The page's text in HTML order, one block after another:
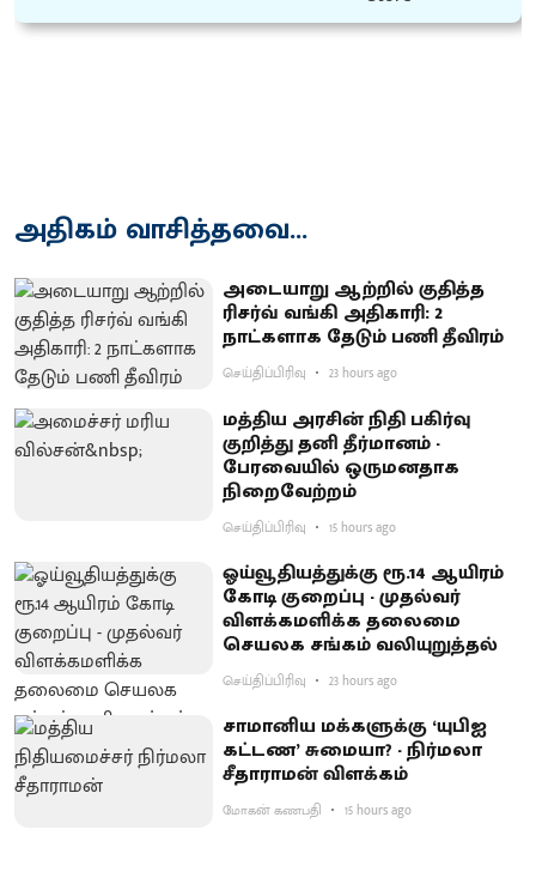
அதிகம் வாசித்தவை...
அடையாறு ஆற்றில் குதித்த
ரிசர்வ் வங்கி அதிகாரி: 2
நாட்களாக தேடும் பணி தீவிரம்
செய்திப்பிரிவு 23 hours ago
மத்திய அரசின் நிதி பகிர்வு
குறித்து தனி தீர்மானம் -
பேரவையில் ஒருமனதாக
நிறைவேற்றம்
செய்திப்பிரிவு 15 hours ago
ஓய்வூதியத்துக்கு ரூ.14 ஆயிரம்
கோடி குறைப்பு - முதல்வர்
விளக்கமளிக்க தலைமை
செயலக சங்கம் வலியுறுத்தல்
செய்திப்பிரிவு 23 hours ago
சாமானிய மக்களுக்கு ‘யுபிஐ
கட்டண’ சுமையா? - நிர்மலா
சீதாராமன் விளக்கம்
மோகன் கணபதி 15 hours ago